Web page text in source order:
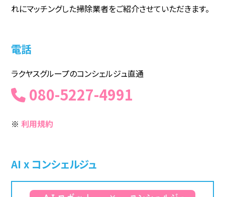
れにマッチングした掃除業者をご紹介させていただきます。
電話
ラクヤスグループのコンシェルジュ直通
080-5227-4991
※利用規約
AI x コンシェルジュ